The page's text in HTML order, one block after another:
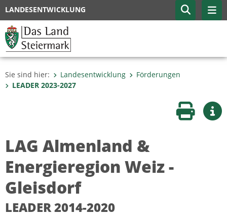
LANDESENTWICKLUNG
Sie sind hier: Landesentwicklung
Förderungen
LEADER 2023-2027
Seite
LAG Almenland &
Energieregion Weiz -
Gleisdorf
LEADER 2014-2020